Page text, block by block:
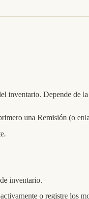
inventario. Depende de
una Remisión (o
inventario.
o registre los